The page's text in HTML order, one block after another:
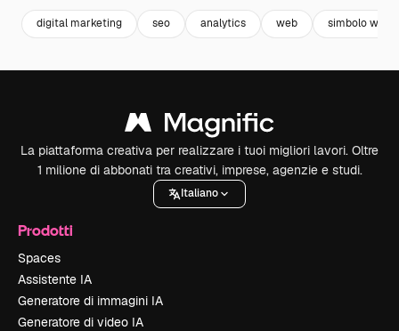
digital marketing seo analytics web simbolo web
La piattaforma creativa per realizzare i tuoi migliori lavori. Oltre
1 milione di abbonati tra creativi, imprese, agenzie e studi.
Italiano
Prodotti
Spaces
Assistente IA
Generatore di immagini IA
Generatore di video IA